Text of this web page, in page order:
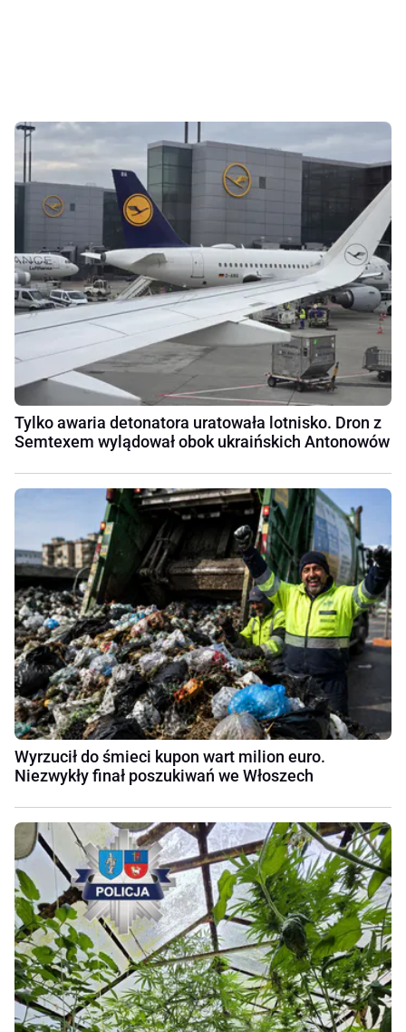
Tylko awaria detonatora uratowała lotnisko. Dron z
Semtexem wylądował obok ukraińskich Antonowów
Wyrzucił do śmieci kupon wart milion euro.
Niezwykły finał poszukiwań we Włoszech